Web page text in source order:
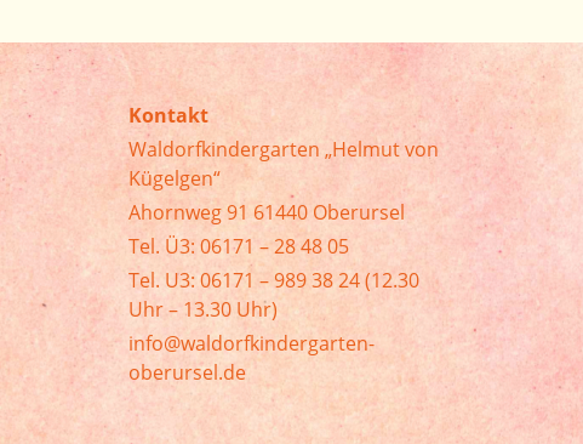
Kontakt
Waldorfkindergarten „Helmut von
Kügelgen“
Ahornweg 91 61440 Oberursel
Tel. Ü3: 06171 – 28 48 05
Tel. U3: 06171 – 989 38 24 (12.30
Uhr – 13.30 Uhr)
info@waldorfkindergarten-
oberursel.de